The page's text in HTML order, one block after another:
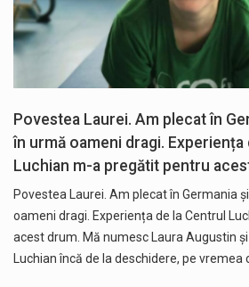
Povestea Laurei. Am plecat în
în urmă oameni dragi. Experiența
Luchian m-a pregătit pentru
Povestea Laurei. Am plecat în Germania
oameni dragi. Experiența de la Centrul
acest drum. Mă numesc Laura Augustin
Luchian încă de la deschidere, pe vremea